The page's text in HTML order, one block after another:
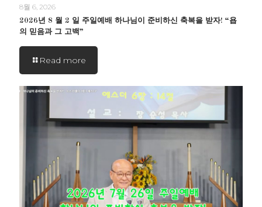
8월 6, 2026
2026년 8 월 2 일 주일예배 하나님이 준비하신 축복을 받자! “욥
의 믿음과 그 고백”
Read more